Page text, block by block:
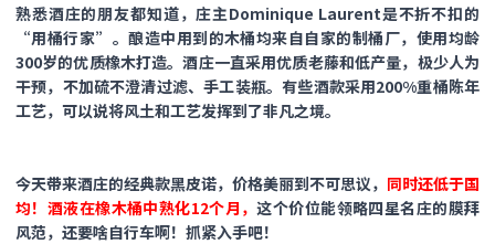
熟悉酒庄的朋友都知道，庄主Dominique Laurent是不折不扣的
“用桶行家”。酿造中用到的木桶均来自自家的制桶厂，使用均龄
300岁的优质橡木打造。酒庄一直采用优质老藤和低产量，极少人为
干预，不加硫不澄清过滤、手工装瓶。有些酒款采用200%重桶陈年
工艺，可以说将风土和工艺发挥到了非凡之境。
今天带来酒庄的经典款黑皮诺，价格美丽到不可思议， 同时还低于国
均！酒液在橡木桶中熟化12个月，这个价位能领略四星名庄的膜拜
风范，还要啥自行车啊！抓紧入手吧！